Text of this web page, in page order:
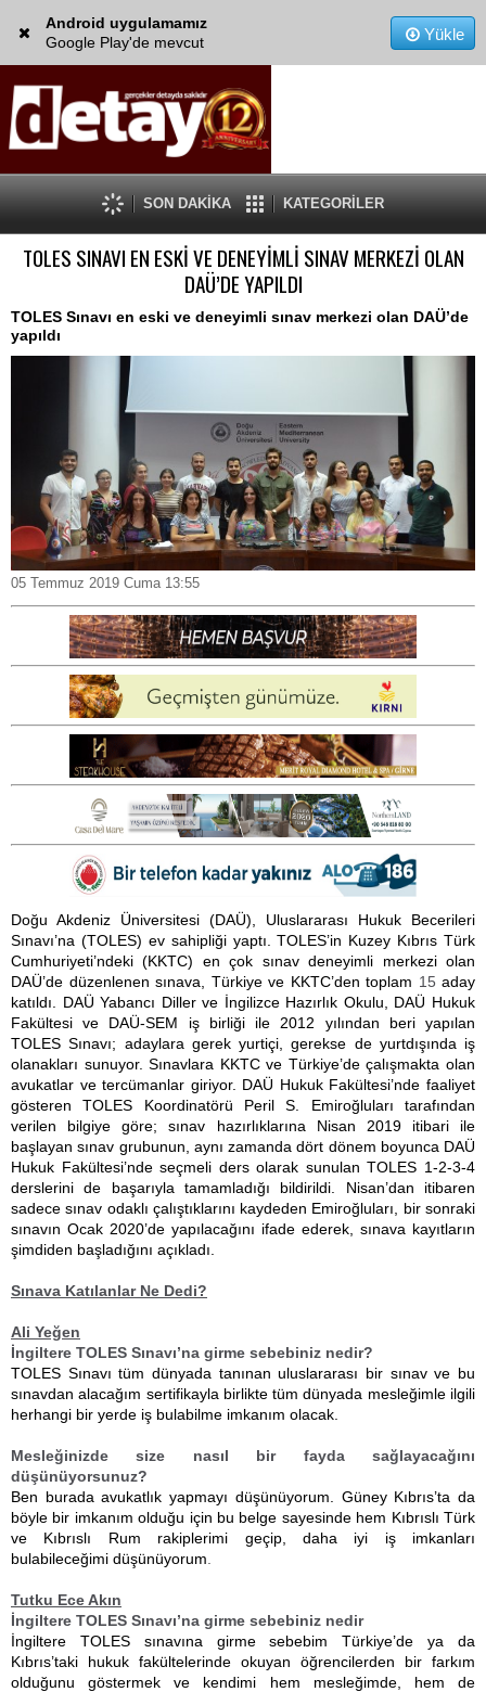
Android uygulamamız
Google Play'de mevcut
Yükle
SON DAKİKA KATEGORİLER
TOLES SINAVI EN ESKİ VE DENEYİMLİ SINAV MERKEZİ OLAN
DAÜ’DE YAPILDI
TOLES Sınavı en eski ve deneyimli sınav merkezi olan DAÜ’de
yapıldı
05 Temmuz 2019 Cuma 13:55
Doğu Akdeniz Üniversitesi (DAÜ), Uluslararası Hukuk Becerileri
Sınavı’na (TOLES) ev sahipliği yaptı. TOLES’in Kuzey Kıbrıs Türk
Cumhuriyeti’ndeki (KKTC) en çok sınav deneyimli merkezi olan
DAÜ’de düzenlenen sınava, Türkiye ve KKTC’den toplam 15 aday
katıldı. DAÜ Yabancı Diller ve İngilizce Hazırlık Okulu, DAÜ Hukuk
Fakültesi ve DAÜ-SEM iş birliği ile 2012 yılından beri yapılan
TOLES Sınavı; adaylara gerek yurtiçi, gerekse de yurtdışında iş
olanakları sunuyor. Sınavlara KKTC ve Türkiye’de çalışmakta olan
avukatlar ve tercümanlar giriyor. DAÜ Hukuk Fakültesi’nde faaliyet
gösteren TOLES Koordinatörü Peril S. Emiroğluları tarafından
verilen bilgiye göre; sınav hazırlıklarına Nisan 2019 itibari ile
başlayan sınav grubunun, aynı zamanda dört dönem boyunca DAÜ
Hukuk Fakültesi’nde seçmeli ders olarak sunulan TOLES 1-2-3-4
derslerini de başarıyla tamamladığı bildirildi. Nisan’dan itibaren
sadece sınav odaklı çalıştıklarını kaydeden Emiroğluları, bir sonraki
sınavın Ocak 2020’de yapılacağını ifade ederek, sınava kayıtların
şimdiden başladığını açıkladı.
Sınava Katılanlar Ne Dedi?
Ali Yeğen
İngiltere TOLES Sınavı’na girme sebebiniz nedir?
TOLES Sınavı tüm dünyada tanınan uluslararası bir sınav ve bu
sınavdan alacağım sertifikayla birlikte tüm dünyada mesleğimle ilgili
herhangi bir yerde iş bulabilme imkanım olacak.
Mesleğinizde size nasıl bir fayda sağlayacağını
düşünüyorsunuz?
Ben burada avukatlık yapmayı düşünüyorum. Güney Kıbrıs’ta da
böyle bir imkanım olduğu için bu belge sayesinde hem Kıbrıslı Türk
ve Kıbrıslı Rum rakiplerimi geçip, daha iyi iş imkanları
bulabileceğimi düşünüyorum
Tutku Ece Akın
İngiltere TOLES Sınavı’na girme sebebiniz nedir
İngiltere TOLES sınavına girme sebebim Türkiye’de ya da
Kıbrıs’taki hukuk fakültelerinde okuyan öğrencilerden bir farkım
olduğunu göstermek ve kendimi hem mesleğimde, hem de